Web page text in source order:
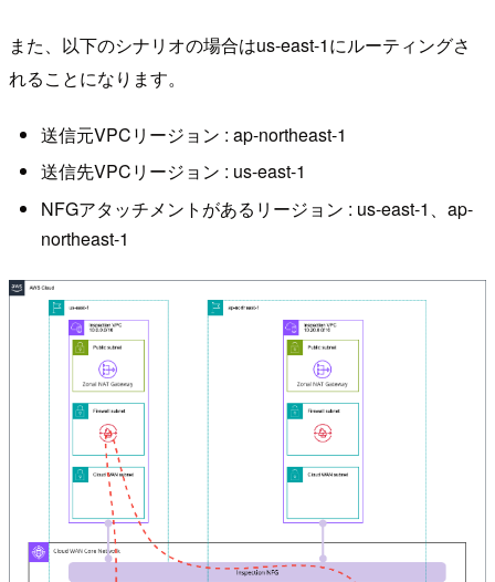
また、以下のシナリオの場合はus-east-1にルーティングさ
れることになります。
送信元VPCリージョン : ap-northeast-1
送信先VPCリージョン : us-east-1
NFGアタッチメントがあるリージョン : us-east-1、ap-
northeast-1